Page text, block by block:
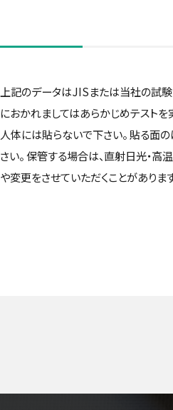
上記のデータはJISまたは当社の試
におかれましてはあらかじめテスト
人体には貼らないで下さい。 貼る面の
さい。 保管する場合は、直射日光・
や変更をさせていただくことがあります